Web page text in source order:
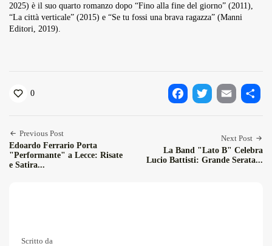
2025) è il suo quarto romanzo dopo “Fino alla fine del giorno” (2011),
“La città verticale” (2015) e “Se tu fossi una brava ragazza” (Manni
Editori, 2019).
0
Previous Post
Edoardo Ferrario Porta
"Performante" a Lecce: Risate
e Satira...
Next Post
La Band "Lato B" Celebra
Lucio Battisti: Grande Serata...
Scritto da